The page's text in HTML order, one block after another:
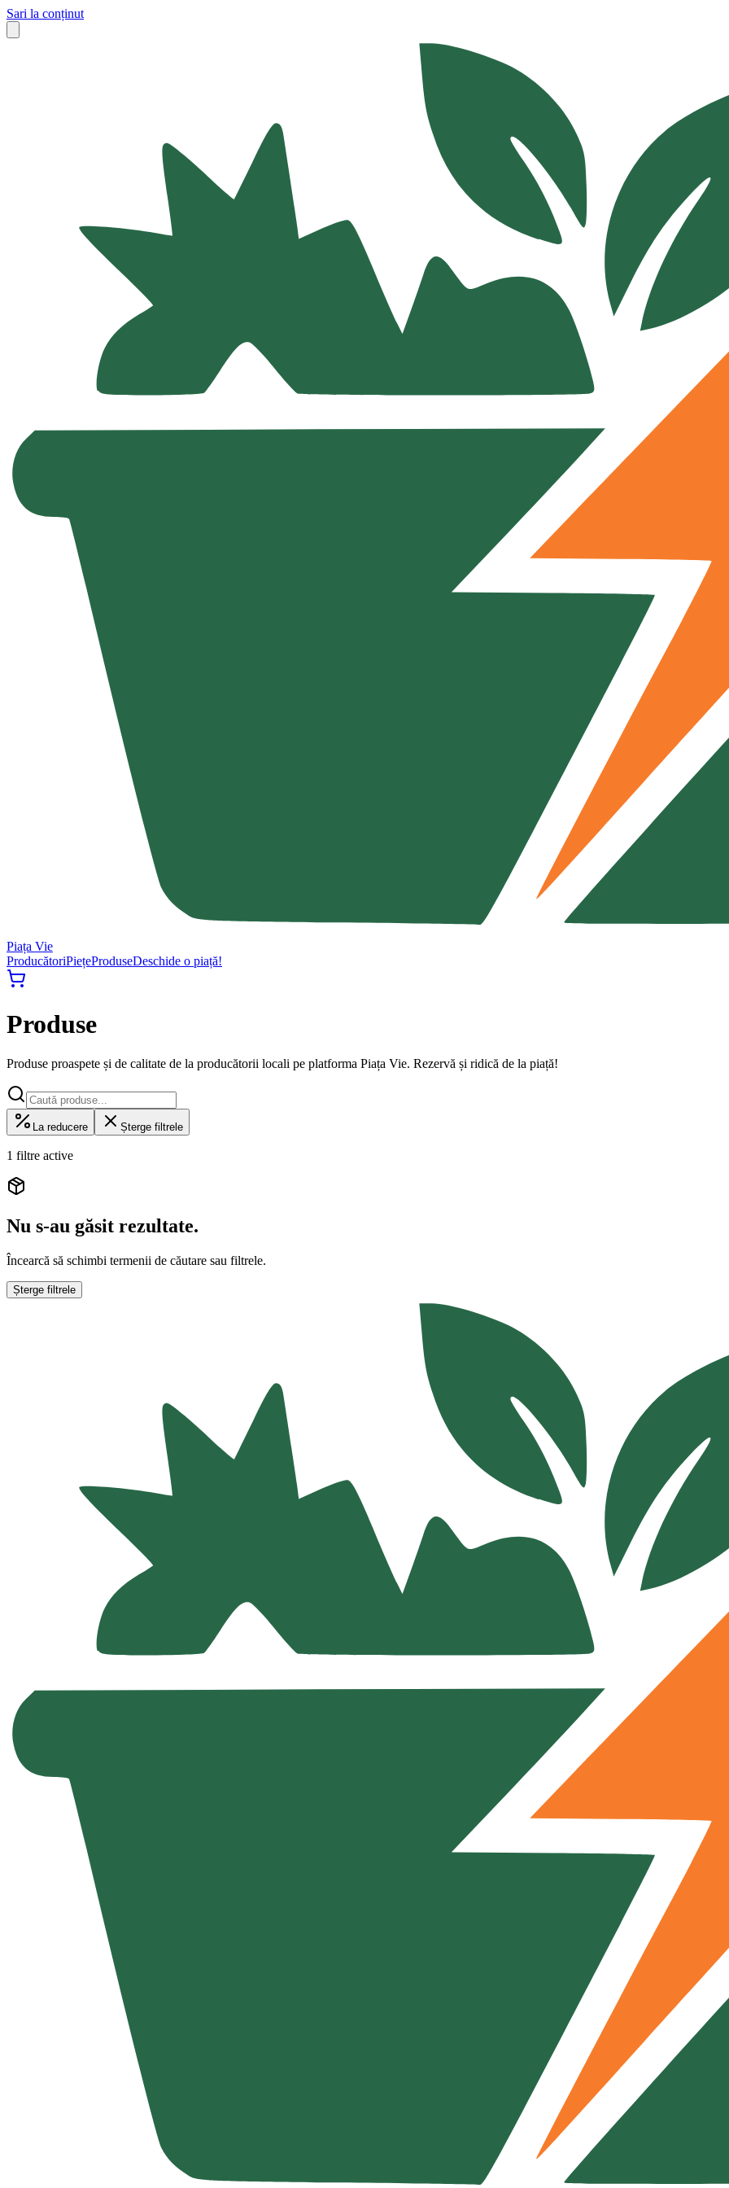
Sari la conținut
Piața Vie
ProducătoriPiețeProduseDeschide o piață!
Produse
Produse proaspete și de calitate de la producătorii locali pe platforma Piața Vie. Rezervă și ridică de la piață!
La reducere Șterge filtrele
1 filtre active
Nu s-au găsit rezultate.
Încearcă să schimbi termenii de căutare sau filtrele.
Șterge filtrele